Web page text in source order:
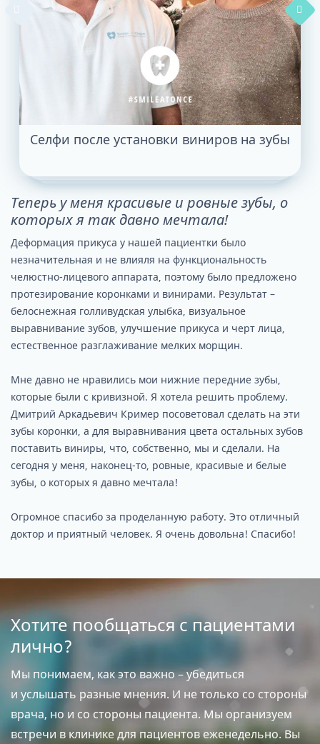
Теперь у меня красивые и ровные зубы, о
которых я так давно мечтала!
Деформация прикуса у нашей пациентки было
незначительная и не влияля на функциональность
челюстно-лицевого аппарата, поэтому было предложено
протезирование коронками и винирами. Результат –
белоснежная голливудская улыбка, визуальное
выравнивание зубов, улучшение прикуса и черт лица,
естественное разглаживание мелких морщин.
Мне давно не нравились мои нижние передние зубы,
которые были с кривизной. Я хотела решить проблему.
Дмитрий Аркадьевич Кример посоветовал сделать на эти
зубы коронки, а для выравнивания цвета остальных зубов
поставить виниры, что, собственно, мы и сделали. На
сегодня у меня, наконец-то, ровные, красивые и белые
зубы, о которых я давно мечтала!
Огромное спасибо за проделанную работу. Это отличный
доктор и приятный человек. Я очень довольна! Спасибо!
Селфи после установки виниров на зубы
Хотите пообщаться с пациентами
лично?
Мы понимаем, как это важно – убедиться
и услышать разные мнения. И не только со стороны
врача, но и со стороны пациента. Мы организуем
встречи в клинике для пациентов еженедельно. Вы